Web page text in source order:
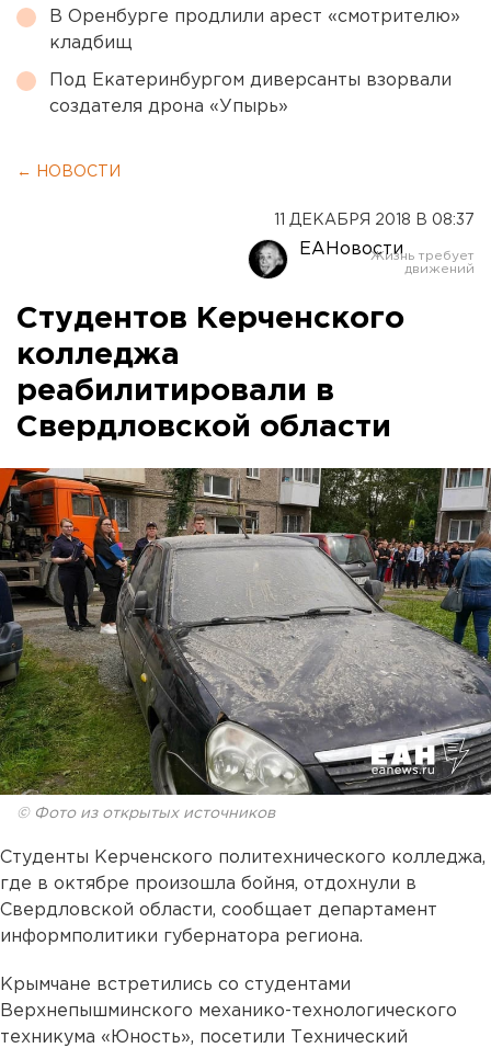
В Оренбурге продлили арест «смотрителю»
кладбищ
Под Екатеринбургом диверсанты взорвали
создателя дрона «Упырь»
← НОВОСТИ
11 ДЕКАБРЯ 2018 В 08:37
ЕАНовости
Студентов Керченского
колледжа
реабилитировали в
Свердловской области
© Фото из открытых источников
Студенты Керченского политехнического колледжа,
где в октябре произошла бойня, отдохнули в
Свердловской области, сообщает департамент
информполитики губернатора региона.
Крымчане встретились со студентами
Верхнепышминского механико-технологического
техникума «Юность», посетили Технический